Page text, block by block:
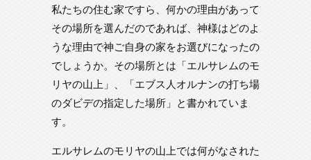
私たちの住む家ですら、何かの理由があって
その場所を選んだのであれば、神様はどのよ
うな理由で神ご自身の家をお選びになったの
でしょうか。その場所とは「エルサレムのモ
リヤの山上」、「エブス人オルナンの打ち場
のダビデの指定した場所」と書かれていま
す。
エルサレムのモリヤの山上では何がなされた